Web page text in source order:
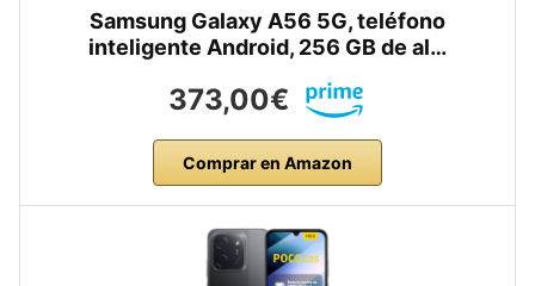
Samsung Galaxy A56 5G, teléfono
inteligente Android, 256 GB de al…
373,00€
Comprar en Amazon